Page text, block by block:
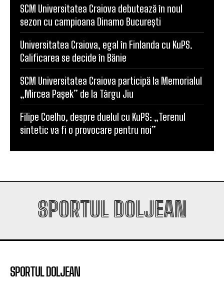
SCM Universitatea Craiova debutează în noul
sezon cu campioana Dinamo București
Universitatea Craiova, egal în Finlanda cu KuPS.
Calificarea se decide în Bănie
SCM Universitatea Craiova participă la Memorialul
„Mircea Pașek” de la Târgu Jiu
Filipe Coelho, despre duelul cu KuPS: „Terenul
sintetic va fi o provocare pentru noi”
SPORTUL DOLJEAN
SPORTUL DOLJEAN